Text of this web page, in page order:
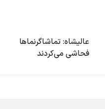
عالیشاه: تماشاگرنماها
فحاشی می‌کردند